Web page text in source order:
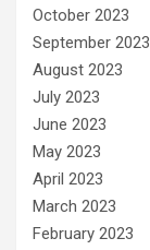
October 2023
September 2023
August 2023
July 2023
June 2023
May 2023
April 2023
March 2023
February 2023